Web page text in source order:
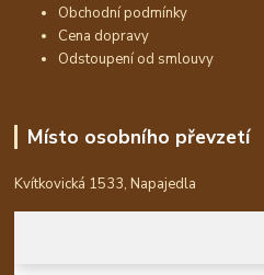
Obchodní podmínky
Cena dopravy
Odstoupení od smlouvy
Místo osobního převzetí
Kvítkovická 1533, Napajedla